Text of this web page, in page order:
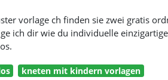
vorlage ch finden sie zwei gratis
ich dir wie du individuelle
kneten mit kindern vorlagen